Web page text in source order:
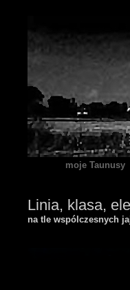
moje Taunusy
Linia, klasa,
na tle wspólczesnych